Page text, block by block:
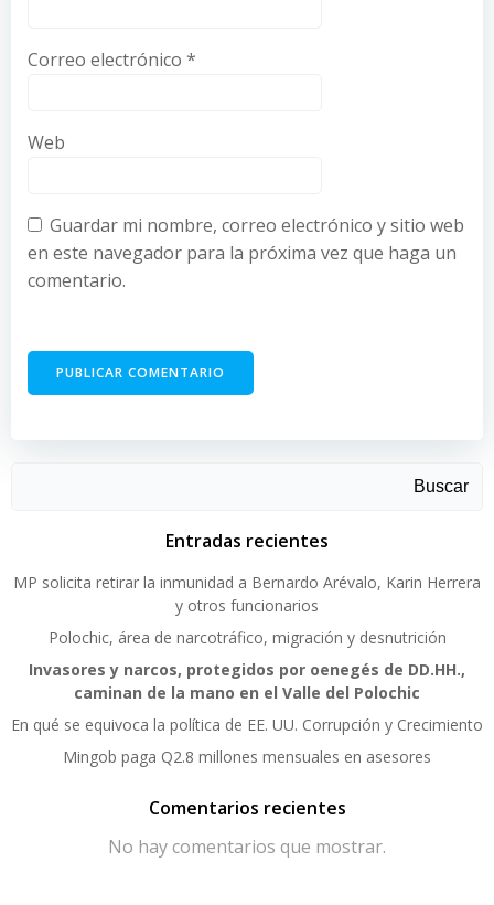
Correo electrónico *
Web
Guardar mi nombre, correo electrónico y sitio web
en este navegador para la próxima vez que haga un
comentario.
Buscar
Entradas recientes
MP solicita retirar la inmunidad a Bernardo Arévalo, Karin Herrera
y otros funcionarios
Polochic, área de narcotráfico, migración y desnutrición
Invasores y narcos, protegidos por oenegés de DD.HH.,
caminan de la mano en el Valle del Polochic
En qué se equivoca la política de EE. UU. Corrupción y Crecimiento
Mingob paga Q2.8 millones mensuales en asesores
Comentarios recientes
No hay comentarios que mostrar.